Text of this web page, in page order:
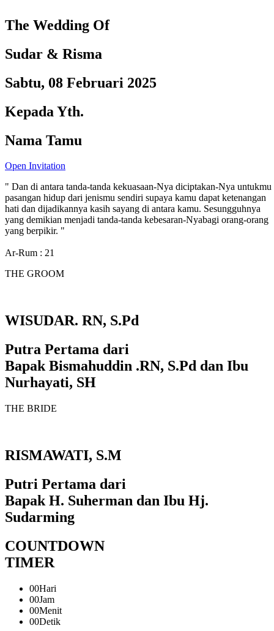
The Wedding Of
Sudar & Risma
Sabtu, 08 Februari 2025
Kepada Yth.
Nama Tamu
Open Invitation
" Dan di antara tanda-tanda kekuasaan-Nya diciptakan-Nya untukmu
pasangan hidup dari jenismu sendiri supaya kamu dapat ketenangan
hati dan dijadikannya kasih sayang di antara kamu. Sesungguhnya
yang demikian menjadi tanda-tanda kebesaran-Nyabagi orang-orang
yang berpikir. "
Ar-Rum : 21
THE GROOM
WISUDAR. RN, S.Pd
Putra Pertama dari
Bapak Bismahuddin .RN, S.Pd dan Ibu
Nurhayati, SH
THE BRIDE
RISMAWATI, S.M
Putri Pertama dari
Bapak H. Suherman dan Ibu Hj.
Sudarming
COUNTDOWN
TIMER
00Hari
00Jam
00Menit
00Detik